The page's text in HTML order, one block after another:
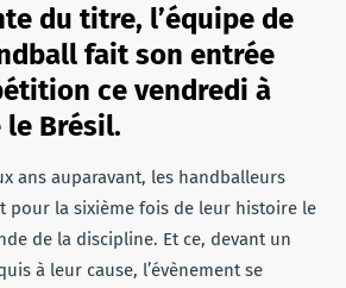
du titre, l’équipe de
fait son entrée
ce vendredi à
le Brésil.
ans auparavant, les handballeurs
pour la sixième fois de leur histoire le
de la discipline. Et ce, devant un
à leur cause, l’évènement se